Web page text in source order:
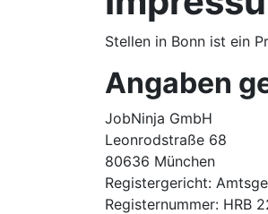
Stellen in Bonn ist ein
Angaben
JobNinja GmbH
Leonrodstraße 68
80636 München
Registergericht:
Registernummer: HRB